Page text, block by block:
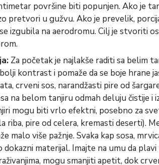
površine biti popunjen. Ako je
pretvori u gužvu. Ako je prevelik,
izgubila na aerodromu. Cilj je stvoriti
Za početak je najlakše raditi sa belim
kontrast i pomaže da se boje hrane
crveni sos, narandžasti pire od
na belom tanjiru odmah deluju čistije i
mogu biti vrlo efektni, posebno za
riba, pire od celera, kremasti deserti).
malo više pažnje. Svaka kap sosa,
dokazni materijal. Imajte na umu da
mogu smanjiti apetit, dok